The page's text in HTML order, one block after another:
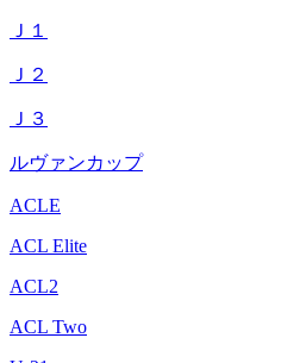
Ｊ１
Ｊ２
Ｊ３
ルヴァンカップ
ACLE
ACL Elite
ACL2
ACL Two